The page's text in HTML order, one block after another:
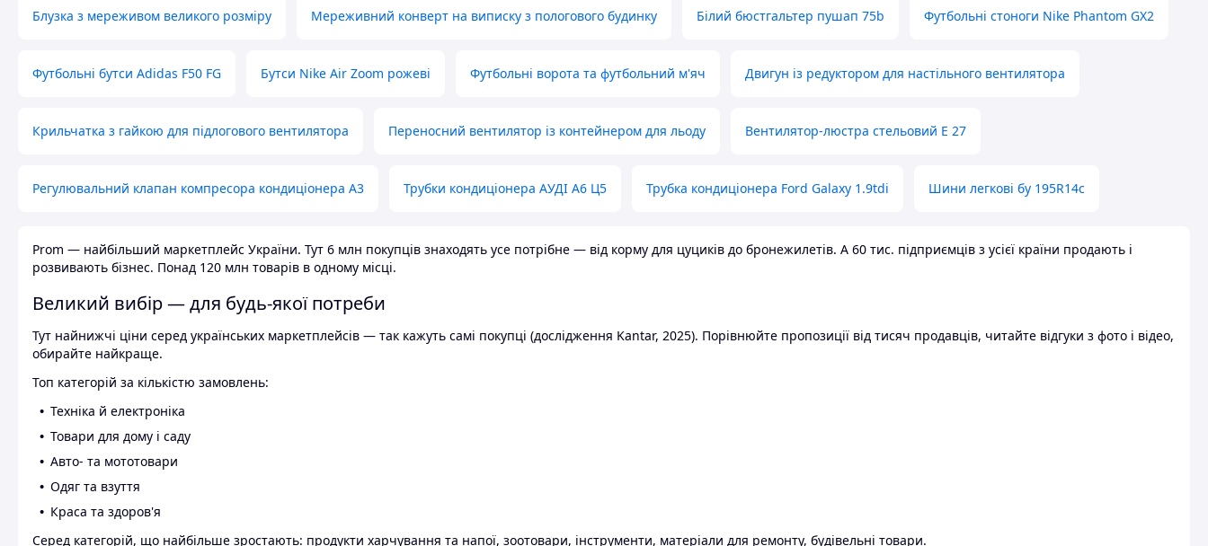
Блузка з мереживом великого розміру Мереживний конверт на виписку з пологового будинку Білий бюстгальтер пушап 75b Футбольні стоноги Nike Phantom GX2
Футбольні бутси Adidas F50 FG Бутси Nike Air Zoom рожеві Футбольні ворота та футбольний м'яч Двигун із редуктором для настільного вентилятора
Крильчатка з гайкою для підлогового вентилятора Переносний вентилятор із контейнером для льоду Вентилятор-люстра стельовий E 27
Регулювальний клапан компресора кондиціонера А3 Трубки кондиціонера АУДІ А6 Ц5 Трубка кондиціонера Ford Galaxy 1.9tdi Шини легкові бу 195R14c
Prom — найбільший маркетплейс України. Тут 6 млн покупців знаходять усе потрібне — від корму для цуциків до бронежилетів. А 60 тис. підприємців з усієї країни продають і
розвивають бізнес. Понад 120 млн товарів в одному місці.
Великий вибір — для будь-якої потреби
Тут найнижчі ціни серед українських маркетплейсів — так кажуть самі покупці (дослідження Kantar, 2025). Порівнюйте пропозиції від тисяч продавців, читайте відгуки з фото і відео,
обирайте найкраще.
Топ категорій за кількістю замовлень:
Техніка й електроніка
Товари для дому і саду
Авто- та мототовари
Одяг та взуття
Краса та здоров'я
Серед категорій, що найбільше зростають: продукти харчування та напої, зоотовари, інструменти, матеріали для ремонту, будівельні товари.